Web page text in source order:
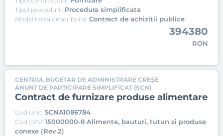
Tipul procedurii: Procedura simplificata
Modalitatea de atribuire: Contract de achizitii publice
394380
RON
CENTRUL BUGETAR DE ADMINISTRARE CREȘE
ANUNT DE PARTICIPARE SIMPLIFICAT (SCN)
Contract de furnizare produse alimentare
Cod unic: SCNA1086784
Cod CPV: 15000000-8 Alimente, bauturi, tutun si produse
conexe (Rev.2)